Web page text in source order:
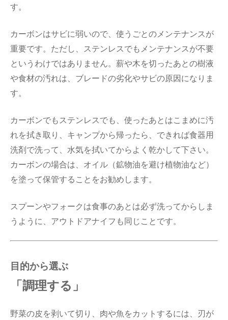
す。
カーボンはサビに弱いので、使うごとのメンテナンスが
重要です。ただし、ステンレスでもメンテナンスが不要
というわけではありません。薪や木を切ったあとの樹液
や食材の汚れは、ブレードの劣化やサビの原因になりま
す。
カーボンでもステンレスでも、使ったあとはこまめに汚
れを拭き取り、キャンプから帰ったら、できれば食器用
洗剤で洗って、水気を拭いてからよく乾かして下さい。
カーボンの場合は、オイル（鉱物油を避け植物油など）
を塗って保管することをお勧めします。
スプーンやフォークは食事のあとは必ず洗ってからしま
うように、アウトドアナイフも同じことです。
目的から選ぶ
「調理する」
野菜の皮を剥いて切り、肉や魚をカットするには、刃が